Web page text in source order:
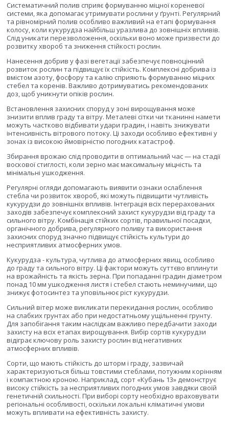
Систематичний полив сприяє формуванню міцної кореневої
системи, яка допомагає утримувати рослини у ґрунті. Регулярний
та рівномірний полив особливо важливий на етапі формування
колосу, коли кукурудза найбільш уразлива до зовнішніх впливів.
Слід уникати перезволоження, оскільки воно може призвести до
розвитку хвороб та зниження стійкості рослин.
Нанесення добрив у фазі вегетації забезпечує повноцінний
розвиток рослин та підвищує їх стійкість. Комплексні добрива із
вмістом азоту, фосфору та калію сприяють формуванню міцних
стебел та коренів. Важливо дотримуватись рекомендованих
доз, щоб уникнути опіків рослин.
Встановлення захисних споруд у зоні вирощування може
знизити вплив граду та вітру. Металеві сітки чи тканинні намети
можуть частково відбивати удари градин, і навіть знижувати
інтенсивність вітрового потоку. Ці заходи особливо ефективні у
зонах із високою ймовірністю погодних катастроф.
Збирання врожаю слід проводити в оптимальний час — на стадії
воскової стиглості, коли зерно має максимальну міцність та
мінімальні ушкодження.
Регулярні огляди допомагають виявити ознаки ослаблення
стебла чи розвиток хвороб, які можуть підвищити чутливість
кукурудзи до зовнішніх впливів. Інтеграція всіх перерахованих
заходів забезпечує комплексний захист кукурудзи від граду та
сильного вітру. Комбінація стійких сортів, правильної посадки,
органічного добрива, регулярного поливу та використання
захисних споруд значно підвищує стійкість культури до
несприятливих атмосферних умов.
Кукурудза - культура, чутлива до атмосферних явищ, особливо
до граду та сильного вітру. Ці фактори можуть суттєво вплинути
на врожайність та якість зерна. При попаданні градин діаметром
понад 10 мм ушкодження листя і стебел стають неминучими, що
знижує фотосинтез та уповільнює ріст кукурудзи.
Сильний вітер може викликати перекидання рослин, особливо
на слабких грунтах або при недостатньому ущільненні грунту.
Для запобігання таким наслідкам важливо передбачити заходи
захисту на всіх етапах вирощування. Вибір сортів кукурудзи
відіграє ключову роль захисту рослин від негативних
атмосферних впливів.
Сорти, що мають стійкість до шторм і граду, зазвичай
характеризуються більш товстими стеблами, потужним корінням
і компактною кроною. Наприклад, сорт «Кубань 13» демонструє
високу стійкість за несприятливих погодних умов завдяки своїй
генетичній схильності. При виборі сорту необхідно враховувати
регіональні особливості, оскільки локальні кліматичні умови
можуть впливати на ефективність захисту.